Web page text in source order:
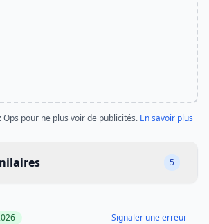
Ops pour ne plus voir de publicités. En savoir plus
5
Signaler une erreur